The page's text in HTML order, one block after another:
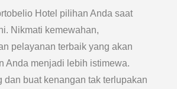
Hotel pilihan Anda saat
Nikmati kemewahan,
pelayanan terbaik yang akan
Anda menjadi lebih istimewa.
dan buat kenangan tak terlupakan